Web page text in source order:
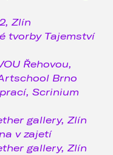
Zlín
tvorby Tajemství
Řehovou,
Brno
Scrinium
gallery, Zlín
v zajetí
gallery, Zlín